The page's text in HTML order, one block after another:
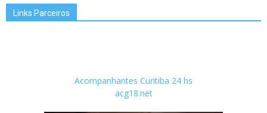
Links Parceiros
Acompanhantes Curitiba 24 hs
acg18.net